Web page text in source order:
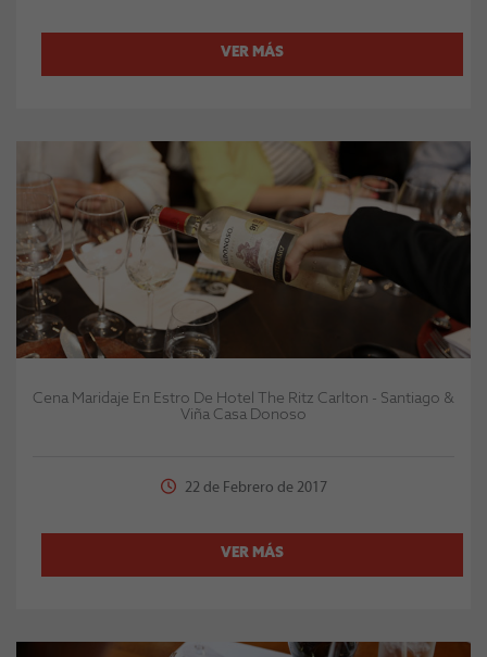
VER MÁS
Cena Maridaje En Estro De Hotel The Ritz Carlton - Santiago &
Viña Casa Donoso
22 de Febrero de 2017
VER MÁS